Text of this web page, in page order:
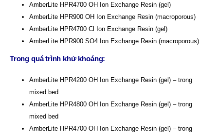
AmberLite HPR4700 OH Ion Exchange Resin (gel)
AmberLite HPR900 OH Ion Exchange Resin (macroporous)
AmberLite HPR4700 Cl Ion Exchange Resin (gel)
AmberLite HPR900 SO4 Ion Exchange Resin (macroporous)
Trong quá trình khử khoáng:
AmberLite HPR4200 OH Ion Exchange Resin (gel) – trong
mixed bed
AmberLite HPR4800 OH Ion Exchange Resin (gel) – trong
mixed bed
AmberLite HPR4700 OH Ion Exchange Resin (gel) – trong